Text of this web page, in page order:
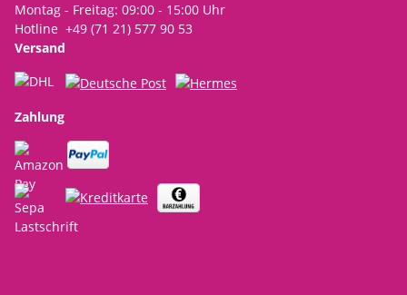
Montag - Freitag: 09:00 - 15:00 Uhr
Hotline +49 (71 21) 577 90 53
Versand
Zahlung